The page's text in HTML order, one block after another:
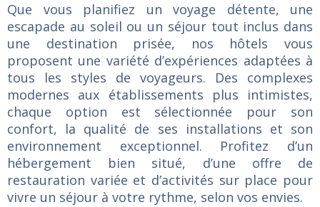
Que vous planifiez un voyage détente, une
escapade au soleil ou un séjour tout inclus dans
une destination prisée, nos hôtelsvous
proposent une variété d’expériences adaptées à
tous les styles de voyageurs. Des complexes
modernes aux établissements plus intimistes,
chaque option est sélectionnée pour son
confort, la qualité de ses installations et son
environnement exceptionnel. Profitez d’un
hébergement bien situé, d’une offre de
restauration variée et d’activités sur place pour
vivre un séjour à votre rythme, selon vos envies.